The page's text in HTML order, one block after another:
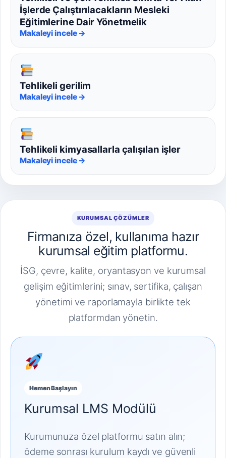
İşlerde Çalıştırılacakların Mesleki
Eğitimlerine Dair Yönetmelik
Makaleyi incele →
Tehlikeli gerilim
Makaleyi incele →
Tehlikeli kimyasallarla çalışılan işler
Makaleyi incele →
KURUMSAL ÇÖZÜMLER
Firmanıza özel, kullanıma hazır
kurumsal eğitim platformu.
İSG, çevre, kalite, oryantasyon ve kurumsal
gelişim eğitimlerini; sınav, sertifika, çalışan
yönetimi ve raporlamayla birlikte tek
platformdan yönetin.
Hemen Başlayın
Kurumsal LMS Modülü
Kurumunuza özel platformu satın alın;
ödeme sonrası kurulum kaydı ve güvenli